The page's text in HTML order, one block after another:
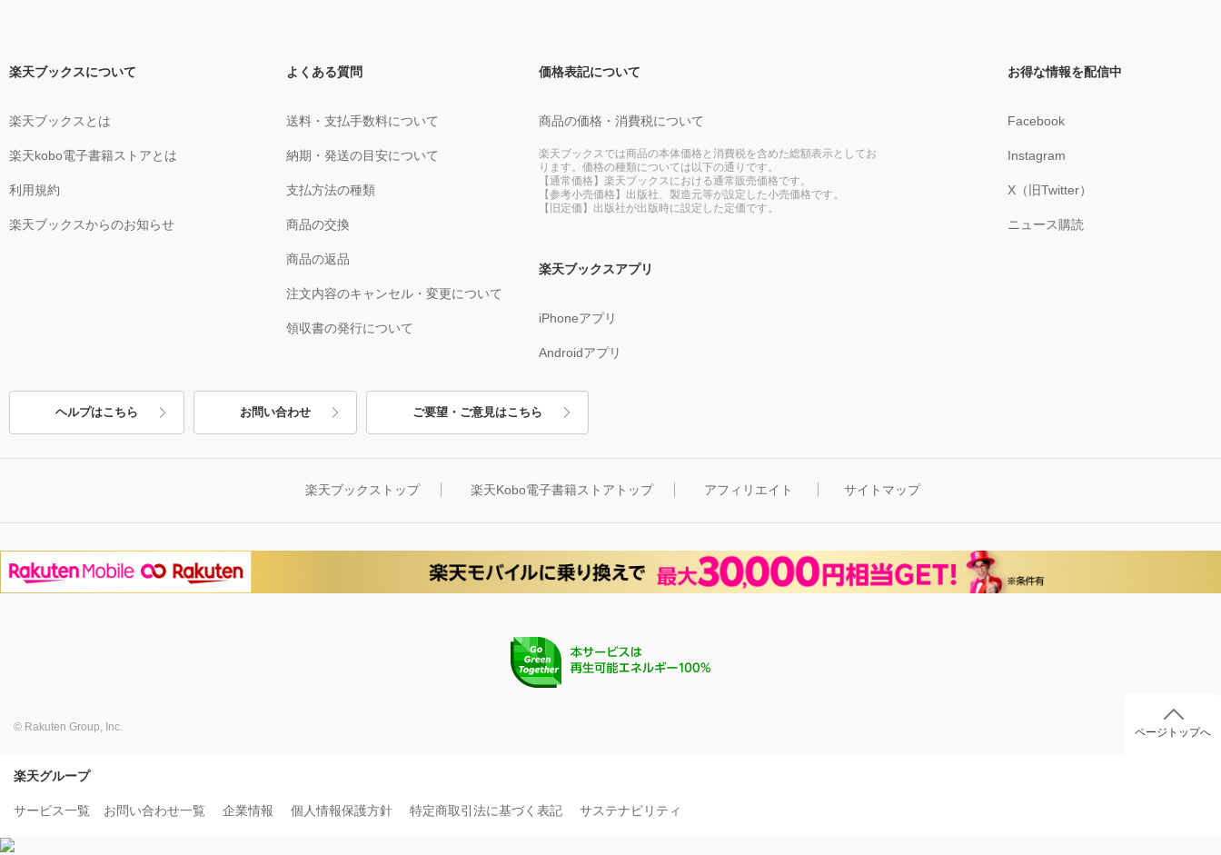
楽天ブックスについて
楽天ブックスとは
楽天kobo電子書籍ストアとは
利用規約
楽天ブックスからのお知らせ
よくある質問
送料・支払手数料について
納期・発送の目安について
支払方法の種類
商品の交換
商品の返品
注文内容のキャンセル・変更について
領収書の発行について
価格表記について
商品の価格・消費税について
楽天ブックスでは商品の本体価格と消費税を含めた総額表示としてお
ります。価格の種類については以下の通りです。
【通常価格】楽天ブックスにおける通常販売価格です。
【参考小売価格】出版社、製造元等が設定した小売価格です。
【旧定価】出版社が出版時に設定した定価です。
楽天ブックスアプリ
iPhoneアプリ
Androidアプリ
お得な情報を配信中
Facebook
Instagram
X（旧Twitter）
ニュース購読
ヘルプはこちら お問い合わせ ご要望・ご意見はこちら
楽天ブックストップ 楽天Kobo電子書籍ストアトップ アフィリエイト サイトマップ
© Rakuten Group, Inc. ページトップへ
楽天グループ
サービス一覧 お問い合わせ一覧 企業情報 個人情報保護方針 特定商取引法に基づく表記 サステナビリティ